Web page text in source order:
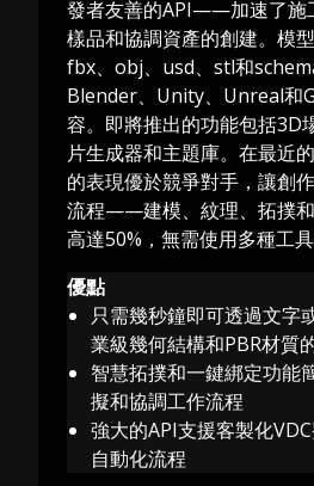
發者友善的API——加速了施
樣品和協調資產的創建。模
fbx、obj、usd、stl和
Blender、Unity、Unreal和
容。即將推出的功能包括3D
片生成器和主題庫。在最近
的表現優於競爭對手，讓創
流程——建模、紋理、拓撲
高達50%，無需使用多種工具
優點
只需幾秒鐘即可透過文字
業級幾何結構和PBR材質
智慧拓撲和一鍵綁定功能
擬和協調工作流程
強大的API支援客製化
自動化流程